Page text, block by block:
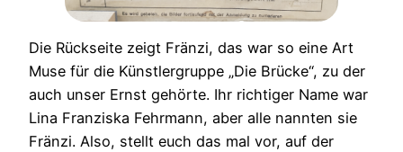
Die Rückseite zeigt Fränzi, das war so eine Art
Muse für die Künstlergruppe „Die Brücke“, zu der
auch unser Ernst gehörte. Ihr richtiger Name war
Lina Franziska Fehrmann, aber alle nannten sie
Fränzi. Also, stellt euch das mal vor, auf der